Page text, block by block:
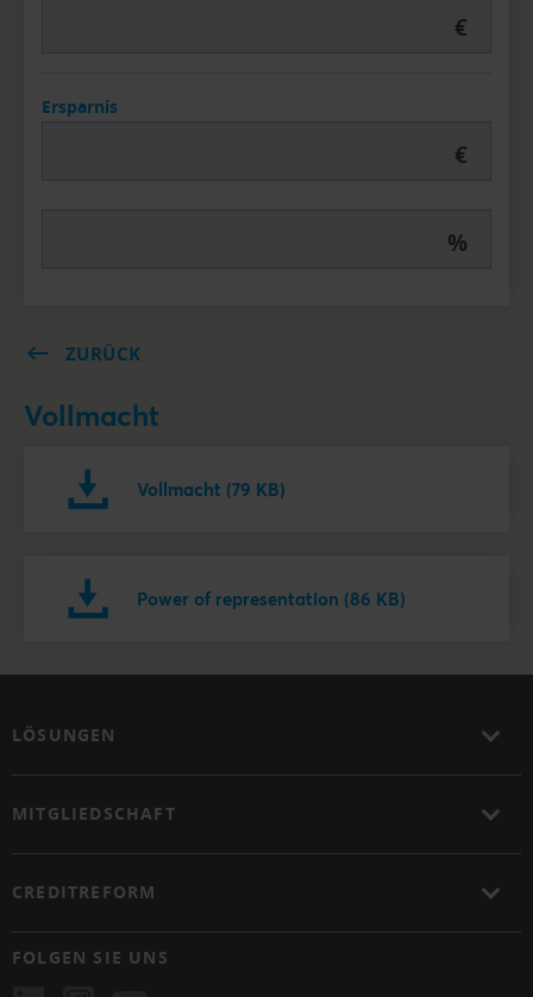
€
Ersparnis
€
%
ZURÜCK
Vollmacht
Vollmacht (79 KB)
Power of representation (86 KB)
LÖSUNGEN
MITGLIEDSCHAFT
CREDITREFORM
FOLGEN SIE UNS